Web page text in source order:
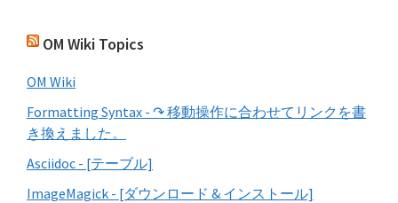
OM Wiki Topics
OM Wiki
Formatting Syntax - ↷ 移動操作に合わせてリンクを書
き換えました。
Asciidoc - [テーブル]
ImageMagick - [ダウンロード & インストール]